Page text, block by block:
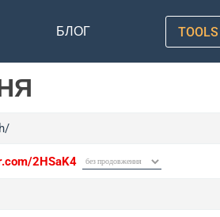
БЛОГ TOOLS
2HSaK4